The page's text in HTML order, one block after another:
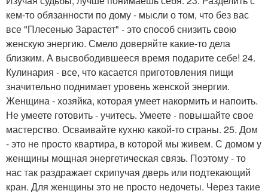
кем-то обязанности по дому - мысли о том, что без вас
все "Плесенью Зарастет" - это способ снизить свою
женскую энергию. Смело доверяйте какие-то дела
близким. А высвободившееся время подарите себе! 24.
Кулинария - все, что касается приготовления пищи
значительно поднимает уровень женской энергии.
Женщина - хозяйка, которая умеет накормить и напоить.
Не умеете готовить - учитесь. Умеете - повышайте свое
мастерство. Осваивайте кухню какой-то страны. 25. Дом
- это не просто квартира, в которой мы живем. С домом у
женщины мощная энергетическая связь. Поэтому - то
нас так раздражает скрипучая дверь или подтекающий
кран. Для женщины это не просто недочеты. Через такие